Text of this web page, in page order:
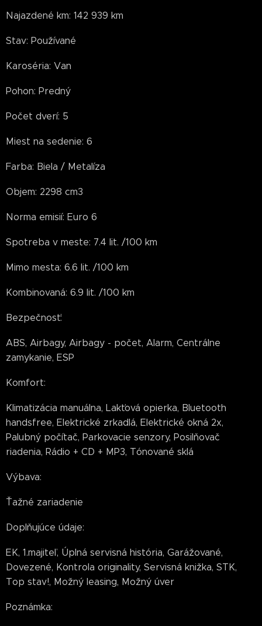
Najazdené km: 142 939 km
Stav: Používané
Karoséria: Van
Pohon: Predný
Počet dverí: 5
Miest na sedenie: 6
Farba: Biela / Metalíza
Objem: 2298 cm3
Norma emisií: Euro 6
Spotreba v meste: 7.4 lit. /100 km
Mimo mesta: 6.6 lit. /100 km
Kombinovaná: 6.9 lit. /100 km
Bezpečnosť:
ABS, Airbagy, Airbagy - počet, Alarm, Centrálne
zamykanie, ESP
Komfort:
Klimatizácia manuálna, Lakťová opierka, Bluetooth
handsfree, Elektrické zrkadlá, Elektrické okná 2x,
Palubný počítač, Parkovacie senzory, Posilňovač
riadenia, Rádio + CD + MP3, Tónované sklá
Výbava:
Ťažné zariadenie
Doplňujúce údaje:
EK, 1.majiteľ, Úplná servisná história, Garážované,
Dovezené, Kontrola originality, Servisná knižka, STK,
Top stav!, Možný leasing, Možný úver
Poznámka: